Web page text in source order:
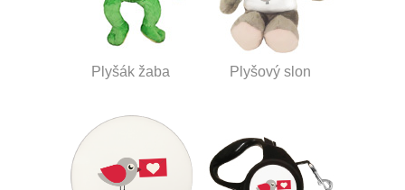
Plyšák žaba Plyšový slon